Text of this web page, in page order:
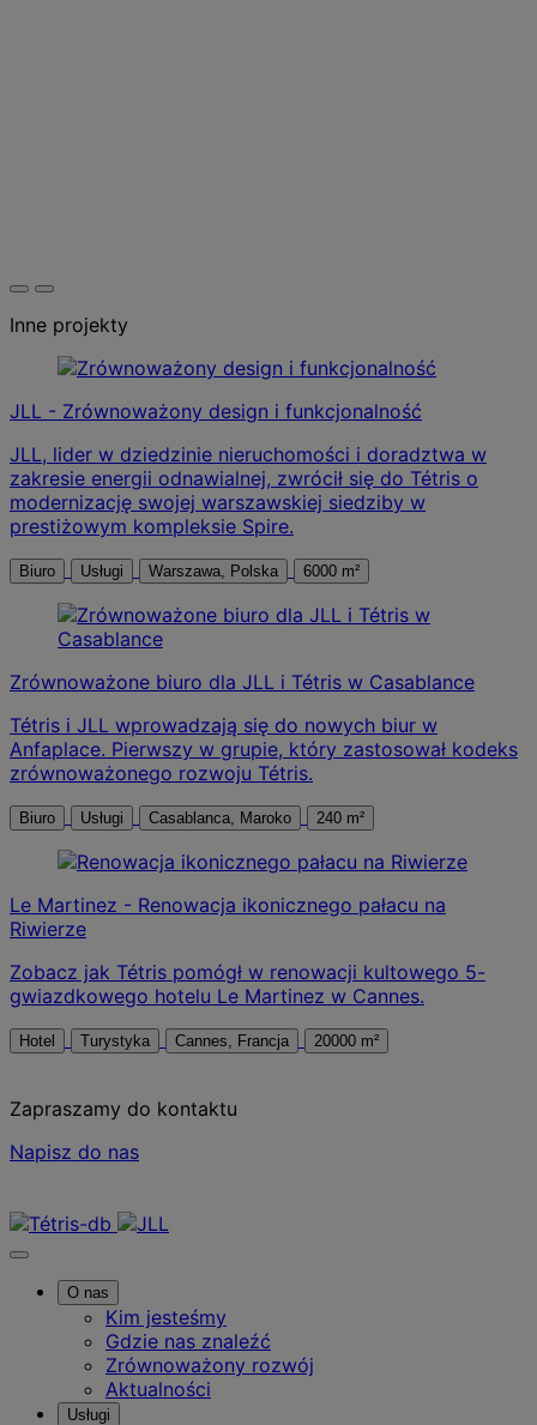
Inne projekty
JLL - Zrównoważony design i funkcjonalność
JLL, lider w dziedzinie nieruchomości i doradztwa w
zakresie energii odnawialnej, zwrócił się do Tétris o
modernizację swojej warszawskiej siedziby w
prestiżowym kompleksie Spire.
Biuro Usługi Warszawa, Polska 6000 m²
Zrównoważone biuro dla JLL i Tétris w Casablance
Tétris i JLL wprowadzają się do nowych biur w
Anfaplace. Pierwszy w grupie, który zastosował kodeks
zrównoważonego rozwoju Tétris.
Biuro Usługi Casablanca, Maroko 240 m²
Le Martinez - Renowacja ikonicznego pałacu na
Riwierze
Zobacz jak Tétris pomógł w renowacji kultowego 5-
gwiazdkowego hotelu Le Martinez w Cannes.
Hotel Turystyka Cannes, Francja 20000 m²
Zapraszamy do kontaktu
Napisz do nas
O nas
Kim jesteśmy
Gdzie nas znaleźć
Zrównoważony rozwój
Aktualności
Usługi